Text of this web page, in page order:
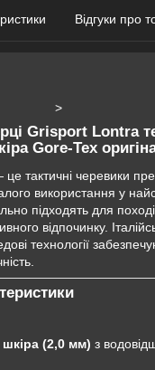
Відгуки про
>
Grisport Lontra
Gore-Tex
тактичні черевики
використання у
підходять для
відпочинку.
технології
(2,0 мм) з